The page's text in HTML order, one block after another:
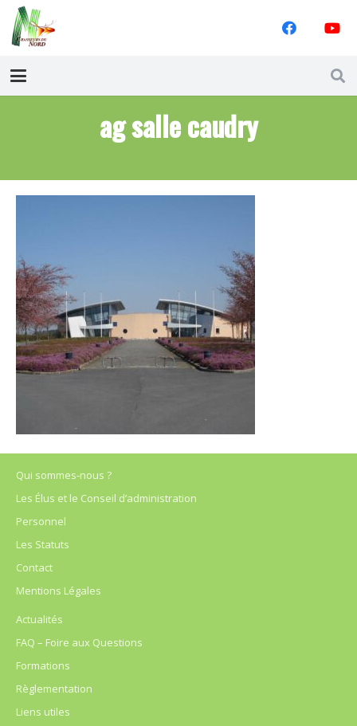
ag salle caudry
Qui sommes-nous ?
Les Élus et le Conseil d’administration
Personnel
Les Statuts
Contact
Mentions Légales
Actualités
FAQ – Foire aux Questions
Formations
Règlementation
Liens utiles